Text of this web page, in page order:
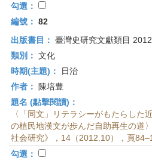
勾選：
編號： 82
出版書目： 臺灣史研究文獻類目
類別： 文化
時期(主題)：
日治
作者：
陳培豊
題名 (點擊閱讀)：
〈「同文」リテラシーがもたらした
の植民地漢文が歩んだ自助再生の道
社会研究》，14（2012.10），頁
勾選：